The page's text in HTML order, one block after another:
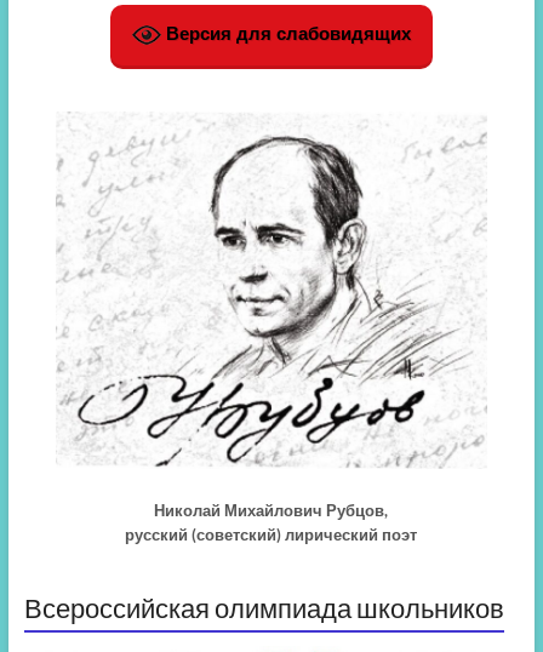
Версия для слабовидящих
Николай Михайлович Рубцов,
русский (советский) лирический поэт
Всероссийская олимпиада школьников